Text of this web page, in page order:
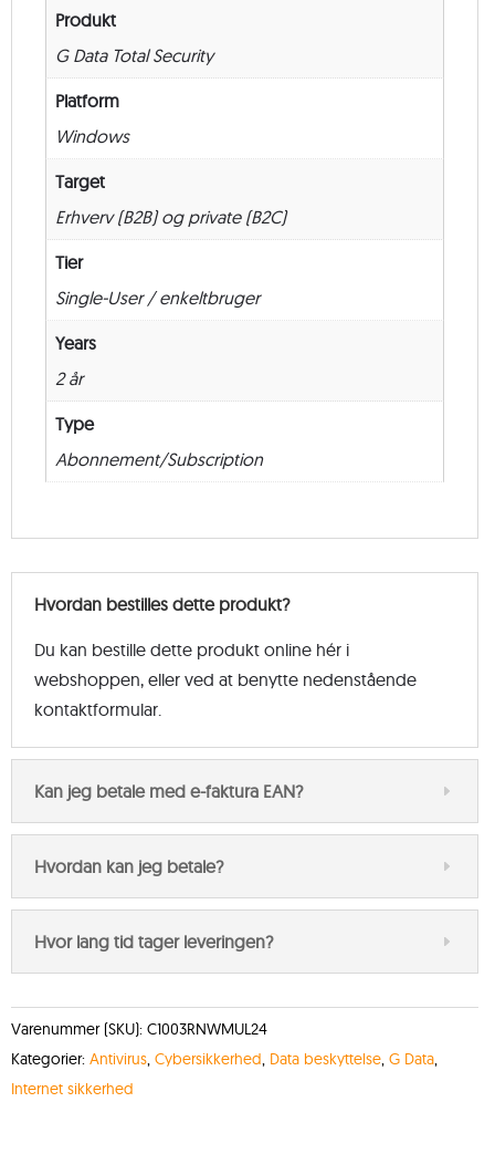
24
måneder
Produkt
G Data Total Security
Platform
Windows
Target
Erhverv (B2B) og private (B2C)
Tier
Single-User / enkeltbruger
Years
2 år
Type
Abonnement/Subscription
Hvordan bestilles dette produkt?
Du kan bestille dette produkt online hér i
webshoppen, eller ved at benytte nedenstående
kontaktformular.
Kan jeg betale med e-faktura EAN?
Hvordan kan jeg betale?
Hvor lang tid tager leveringen?
Varenummer (SKU): C1003RNWMUL24
Kategorier: Antivirus, Cybersikkerhed, Data beskyttelse, G Data,
Internet sikkerhed